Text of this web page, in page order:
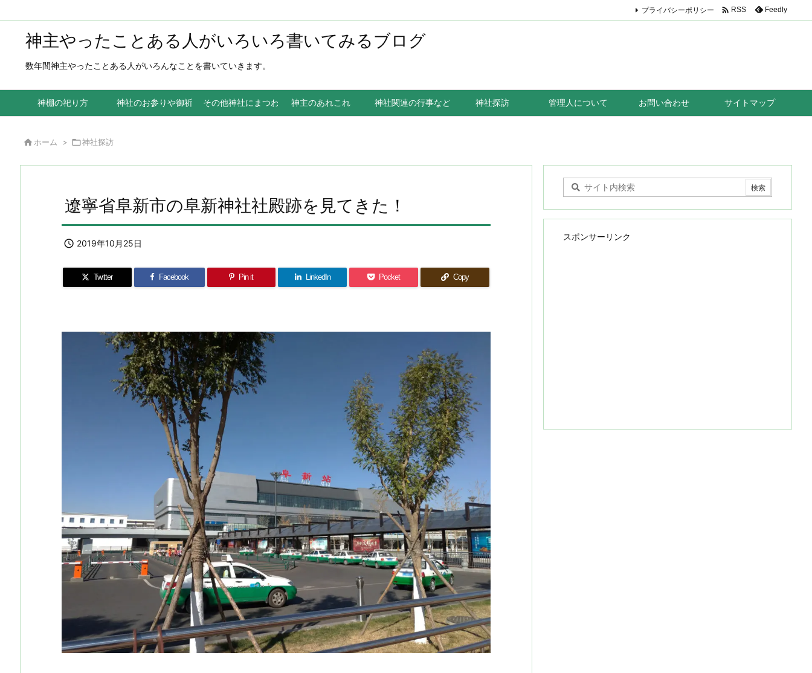
神主やったことある人がいろいろ書いてみるブログ
数年間神主やったことある人がいろんなことを書いていきます。
神棚の祀り方 神社のお参りや御祈祷 その他神社にまつわること神主のあれこれ 神社関連の行事など 神社探訪 管理人について お問い合わせ サイトマップ
プライバシーポリシー  RSS Feedly
 ホーム > 神社探訪
遼寧省阜新市の阜新神社社殿跡を見てきた！
 2019年10月25日
Twitter Facebook Pin it LinkedIn Pocket Copy
スポンサーリンク